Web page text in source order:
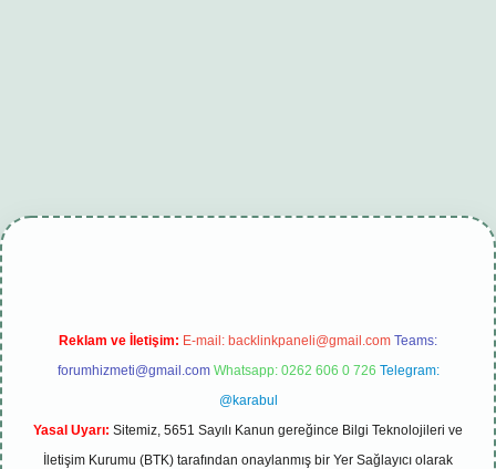
betexper güncel
Reklam ve İletişim: E-mail: backlinkpaneli@gmail.com Teams:
forumhizmeti@gmail.com Whatsapp: 0262 606 0 726 Telegram:
@karabul
Yasal Uyarı: Sitemiz, 5651 Sayılı Kanun gereğince Bilgi Teknolojileri ve
İletişim Kurumu (BTK) tarafından onaylanmış bir Yer Sağlayıcı olarak